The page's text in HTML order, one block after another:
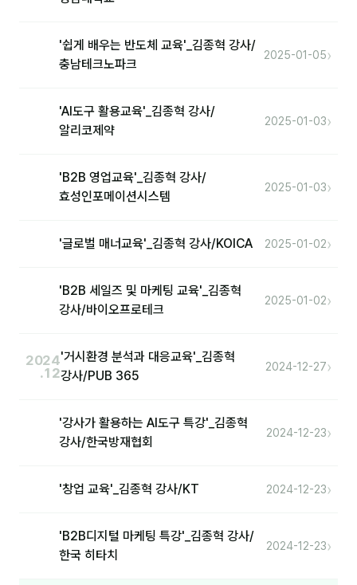
대면교육 후기
담당자·교육생 피드백
고객사 레퍼런스
온라인강의 수강 후기
전체 도구
제안·영업
재무·계약
'쉽게 배우는 반도체 교육'_김종혁 강사/
충남테크노파크
2025-01-05›
'AI도구 활용교육'_김종혁 강사/
알리코제약
2025-01-03›
'B2B 영업교육'_김종혁 강사/
효성인포메이션시스템
2025-01-03›
'글로벌 매너교육'_김종혁 강사/KOICA 2025-01-02›
'B2B 세일즈 및 마케팅 교육'_김종혁
강사/바이오프로테크
2025-01-02›
2024
.12
'거시환경 분석과 대응교육'_김종혁
강사/PUB 365
2024-12-27›
'강사가 활용하는 AI도구 특강'_김종혁
강사/한국방재협회
2024-12-23›
'창업 교육'_김종혁 강사/KT 2024-12-23›
'B2B디지털 마케팅 특강'_김종혁 강사/
한국 히타치
2024-12-23›